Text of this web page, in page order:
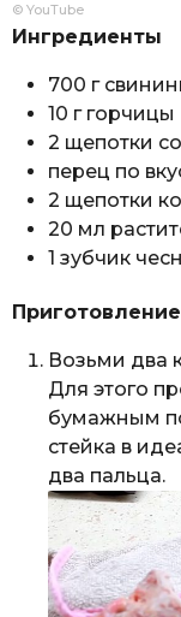
© YouTube
Ингредиенты
700 г
10 г горчицы
2 щепотки
перец по
2 щепотки
20 мл
1 зубчик
Приготовление
Возьми два
Для этого
бумажным
стейка в
два пальца.